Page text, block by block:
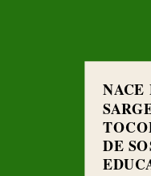
NACE
DE